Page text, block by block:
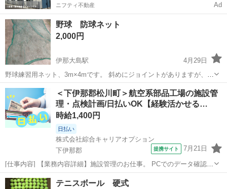
ニフティ不動産 Ad
野球 防球ネット
2,000円
伊那大島駅
4月29日
野球練習用ネット、3m×4mです。 斜めにジョイントがありますが、購
入時からのものです。 破れ等ありません。 若干色褪せ、汚れあり。
現状でのお渡しとなります。
長野 下伊那郡 伊那大島駅 野球 ネット
＜下伊那郡松川町＞航空系部品工場の施設管
理・点検計画/日払いOK【経験活かせる…
時給1,400円
日払い
株式会社綜合キャリアオプション
下伊那郡
提携サイト 7月21日
[仕事内容] 【業務内容詳細】施設管理のお仕事。 PCでのデータ確認、
修繕計画の作成、 点検業務など。 【取扱製品情報】航空系部品など製
造している企業。 。＋お仕事探しはコンシェルスタッフにおまかせ
長野 下伊那郡 工場
テニスボール 硬式